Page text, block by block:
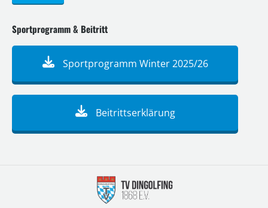
Sportprogramm & Beitritt
Sportprogramm Winter 2025/26
Beitrittserklärung